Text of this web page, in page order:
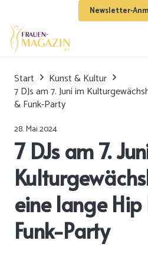
Newsletter-
Start
Kunst & Kultur
7 DJs am 7. Juni im
& Funk-Party
28. Mai 2024
7 DJs am 7.
eine lange
Funk-Party